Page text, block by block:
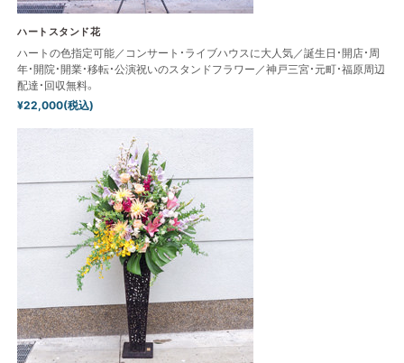
ハートスタンド花
ハートの色指定可能／コンサート・ライブハウスに大人気／誕生日・開店・周
年・開院・開業・移転・公演祝いのスタンドフラワー／神戸三宮・元町・福原周辺
配達・回収無料。
¥22,000(税込)